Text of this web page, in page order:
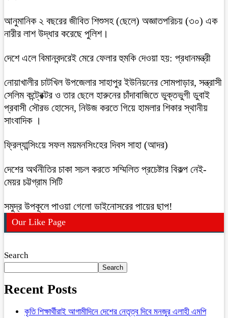
আনুমানিক ২ বছরের জীবিত শিশুসহ (ছেলে) অজ্ঞাতপরিচয় (৩০) এক
নারীর লাশ উদ্ধার করেছে পুলিশ।
দেশে এলে বিমানবন্দরেই মেরে ফেলার হুমকি দেওয়া হয়: প্রধানমন্ত্রী
নোয়াখালীর চাটখিল উপজেলার সাহাপুর ইউনিয়নের সোমপাড়ার, সন্ত্রাসী
সেলিম কন্ট্রেক্টর ও তার ছেলে হারুনের চাঁদাবাজিতে ভুক্তভুগী ডুবাই
প্রবাসী সৌরভ হোসেন, নিউজ করতে গিয়ে হামলার শিকার স্থানীয়
সাংবাদিক ।
ফ্রিল্যান্সিংয়ে সফল ময়মনসিংহের দিবস সাহা (আদর)
দেশের অর্থনীতির চাকা সচল করতে সম্মিলিত প্রচেষ্টার বিকল্প নেই-
মেয়র চট্টগ্রাম সিটি
সমুদ্র উপকূলে পাওয়া গেলো ডাইনোসরের পায়ের ছাপ!
Our Like Page
Search
Search
Recent Posts
কৃতি শিক্ষার্থীরাই আগামীদিনে দেশের নেতৃত্ব দিবে মনজুর এলাহী এমপি